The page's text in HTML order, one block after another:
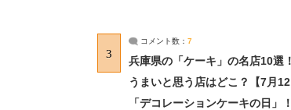
3
コメント数： 7
兵庫県の「ケーキ」の名店10
うまいと思う店はどこ？【7月
「デコレーションケーキの日」！